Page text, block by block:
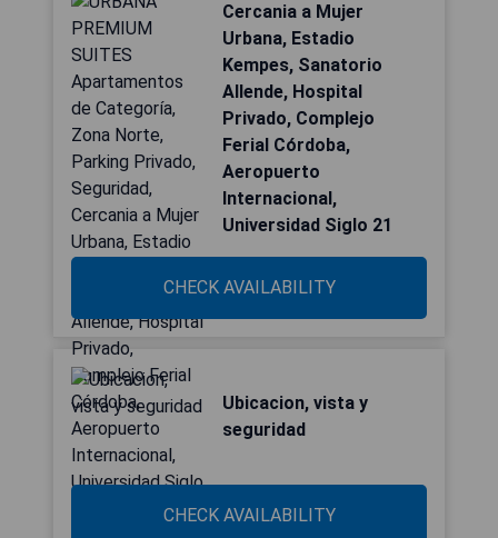
Cercania a Mujer
Urbana, Estadio
Kempes, Sanatorio
Allende, Hospital
Privado, Complejo
Ferial Córdoba,
Aeropuerto
Internacional,
Universidad Siglo 21
CHECK AVAILABILITY
Ubicacion, vista y
seguridad
CHECK AVAILABILITY